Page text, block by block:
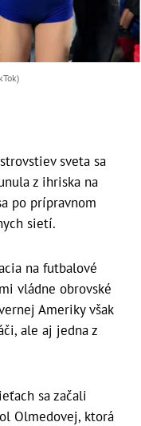
sveta sa
z ihriska na
po prípravnom
sietí.
na futbalové
vládne obrovské
Ameriky však
ale aj jedna z
sa začali
Olmedovej, ktorá